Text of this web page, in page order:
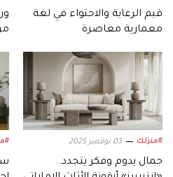
قيم الرعاية والاحتواء في لغة
معمارية معاصرة
#منزلك 03 نوفمبر 2025
جمال يدوم وفكر يتجدد..